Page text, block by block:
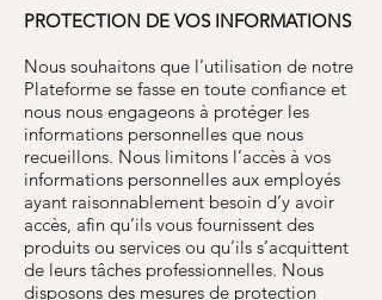
PROTECTION DE VOS INFORMATIONS
Nous souhaitons que l’utilisation de notre
Plateforme se fasse en toute confiance et
nous nous engageons à protéger les
informations personnelles que nous
recueillons. Nous limitons l’accès à vos
informations personnelles aux employés
ayant raisonnablement besoin d’y avoir
accès, afin qu’ils vous fournissent des
produits ou services ou qu’ils s’acquittent
de leurs tâches professionnelles. Nous
disposons des mesures de protection